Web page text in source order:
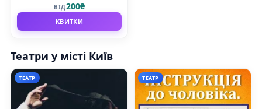
ВІД200₴
КВИТКИ
Театри у місті Київ
ТЕАТР ТЕАТР